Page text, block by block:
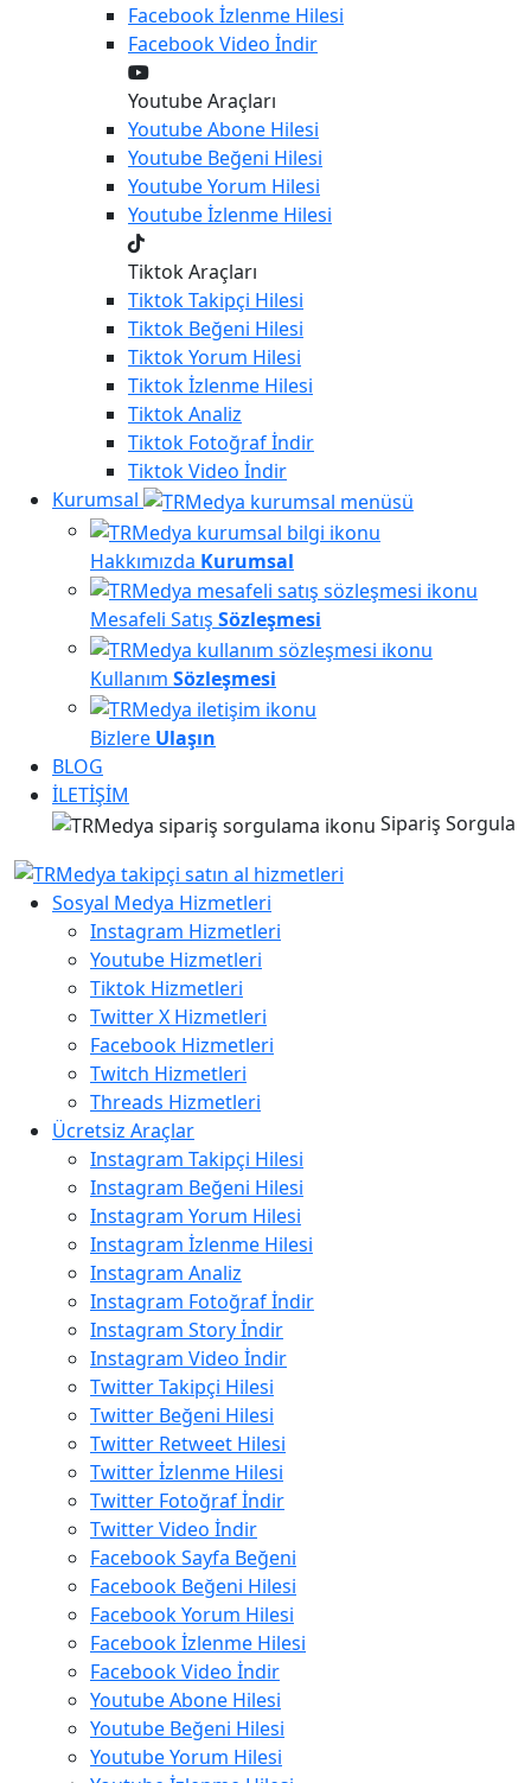
Facebookİzlenme Hilesi
FacebookVideo İndir
Youtube Araçları
YoutubeAbone Hilesi
Youtube Beğeni Hilesi
YoutubeYorum Hilesi
Youtubeİzlenme Hilesi
Tiktok Araçları
TiktokTakipçi Hilesi
Tiktok Beğeni Hilesi
TiktokYorum Hilesi
Tiktokİzlenme Hilesi
TiktokAnaliz
Tiktok Fotoğraf İndir
TiktokVideo İndir
Kurumsal
Hakkımızda Kurumsal
Mesafeli Satış Sözleşmesi
Kullanım Sözleşmesi
Bizlere Ulaşın
BLOG
İLETİŞİM
Sipariş Sorgula
Sosyal Medya Hizmetleri
Instagram Hizmetleri
Youtube Hizmetleri
Tiktok Hizmetleri
Twitter X Hizmetleri
Facebook Hizmetleri
Twitch Hizmetleri
Threads Hizmetleri
Ücretsiz Araçlar
Instagram Takipçi Hilesi
Instagram Beğeni Hilesi
Instagram Yorum Hilesi
Instagram İzlenme Hilesi
Instagram Analiz
Instagram Fotoğraf İndir
Instagram Story İndir
Instagram Video İndir
Twitter Takipçi Hilesi
Twitter Beğeni Hilesi
Twitter Retweet Hilesi
Twitter İzlenme Hilesi
Twitter Fotoğraf İndir
Twitter Video İndir
Facebook Sayfa Beğeni
Facebook Beğeni Hilesi
Facebook Yorum Hilesi
Facebook İzlenme Hilesi
Facebook Video İndir
Youtube Abone Hilesi
Youtube Beğeni Hilesi
Youtube Yorum Hilesi